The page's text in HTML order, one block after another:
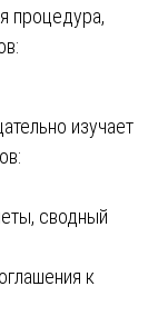
процедура,
изучает
сводный
к